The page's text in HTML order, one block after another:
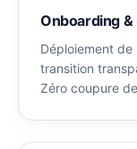
Onboarding
Déploiement de
transition
Zéro coupure